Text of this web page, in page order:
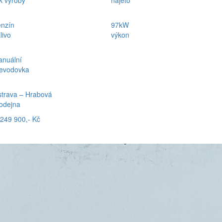
– Hrabová
97kW
výkon
249 900,- Kč